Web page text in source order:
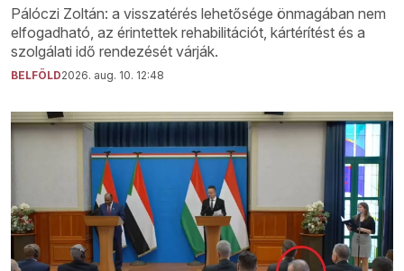
Pálóczi Zoltán: a visszatérés lehetősége önmagában nem
elfogadható, az érintettek rehabilitációt, kártérítést és a
szolgálati idő rendezését várják.
BELFÖLD2026. aug. 10. 12:48